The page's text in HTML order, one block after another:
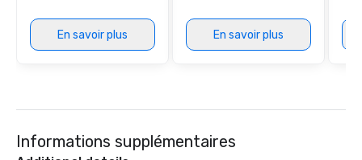
En savoir plus En savoir plus
Informations supplémentaires